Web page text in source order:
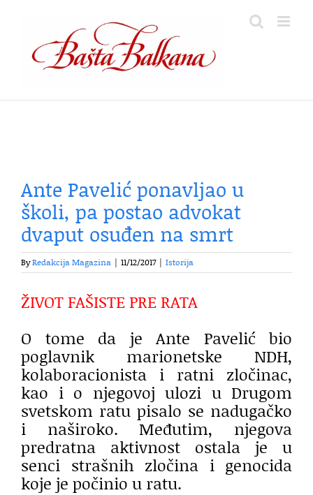
content
Ante Pavelić ponavljao u
školi, pa postao advokat
dvaput osuđen na smrt
ByRedakcija Magazina 11/12/2017 Istorija
ŽIVOT FAŠISTE PRE RATA
O tome da je Ante Pavelić bio
poglavnik marionetske NDH,
kolaboracionista i ratni zločinac,
kao i o njegovoj ulozi u Drugom
svetskom ratu pisalo se nadugačko
i naširoko. Međutim, njegova
predratna aktivnost ostala je u
senci strašnih zločina i genocida
koje je počinio u ratu.